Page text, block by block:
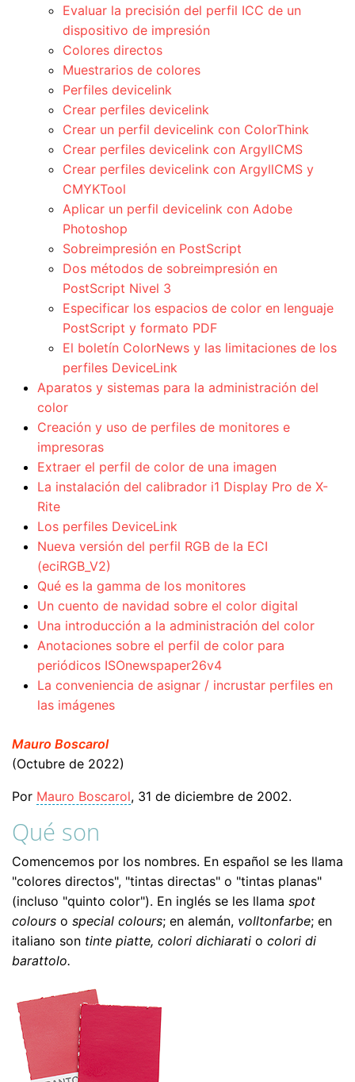
Evaluar la precisión del perfil ICC de un
dispositivo de impresión
Colores directos
Muestrarios de colores
Perfiles devicelink
Crear perfiles devicelink
Crear un perfil devicelink con ColorThink
Crear perfiles devicelink con ArgyllCMS
Crear perfiles devicelink con ArgyllCMS y
CMYKTool
Aplicar un perfil devicelink con Adobe
Photoshop
Sobreimpresión en PostScript
Dos métodos de sobreimpresión en
PostScript Nivel 3
Especificar los espacios de color en lenguaje
PostScript y formato PDF
El boletín ColorNews y las limitaciones de los
perfiles DeviceLink
Aparatos y sistemas para la administración del
color
Creación y uso de perfiles de monitores e
impresoras
Extraer el perfil de color de una imagen
La instalación del calibrador i1 Display Pro de X-
Rite
Los perfiles DeviceLink
Nueva versión del perfil RGB de la ECI
(eciRGB_V2)
Qué es la gamma de los monitores
Un cuento de navidad sobre el color digital
Una introducción a la administración del color
Anotaciones sobre el perfil de color para
periódicos ISOnewspaper26v4
La conveniencia de asignar / incrustar perfiles en
las imágenes
Mauro Boscarol
(Octubre de 2022)
Por Mauro Boscarol, 31 de diciembre de 2002.
Qué son
Comencemos por los nombres. En español se les llama
"colores directos", "tintas directas" o "tintas planas"
(incluso "quinto color"). En inglés se les llama spot
colours o special colours; en alemán, volltonfarbe; en
italiano son tinte piatte, colori dichiarati o colori di
barattolo.